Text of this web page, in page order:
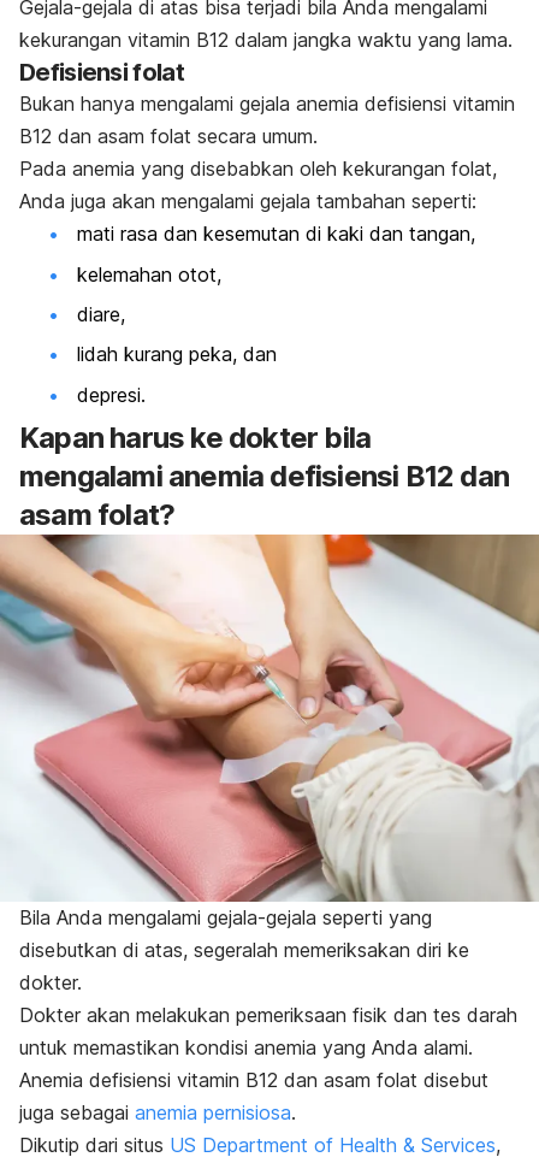
Gejala-gejala di atas bisa terjadi bila Anda mengalami
kekurangan vitamin B12 dalam jangka waktu yang lama.
Defisiensi folat
Bukan hanya mengalami gejala anemia defisiensi vitamin
B12 dan asam folat secara umum.
Pada anemia yang disebabkan oleh kekurangan folat,
Anda juga akan mengalami gejala tambahan seperti:
mati rasa dan kesemutan di kaki dan tangan,
kelemahan otot,
diare,
lidah kurang peka, dan
depresi.
Kapan harus ke dokter bila
mengalami anemia defisiensi B12 dan
asam folat?
Bila Anda mengalami gejala-gejala seperti yang
disebutkan di atas, segeralah memeriksakan diri ke
dokter.
Dokter akan melakukan pemeriksaan fisik dan tes darah
untuk memastikan kondisi anemia yang Anda alami.
Anemia defisiensi vitamin B12 dan asam folat disebut
juga sebagai anemia pernisiosa.
Dikutip dari situs US Department of Health & Services,